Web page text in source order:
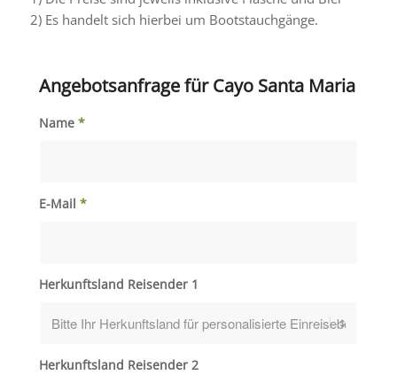
2) Es handelt sich hierbei um Bootstauchgänge.
Angebotsanfrage für Cayo Santa Maria
Name *
E-Mail *
Herkunftsland Reisender 1
Herkunftsland Reisender 2